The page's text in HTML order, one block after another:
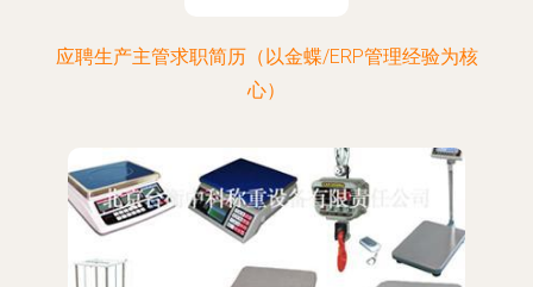
应聘生产主管求职简历（以金蝶/ERP管理经验为核
心）